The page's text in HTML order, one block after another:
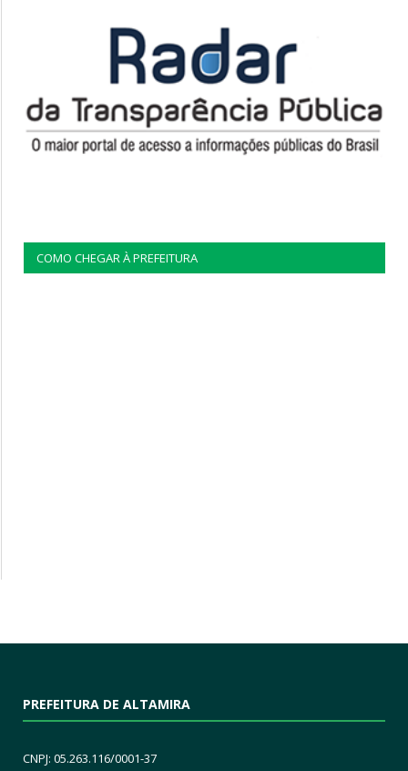
COMO CHEGAR À PREFEITURA
PREFEITURA DE ALTAMIRA
CNPJ: 05.263.116/0001-37